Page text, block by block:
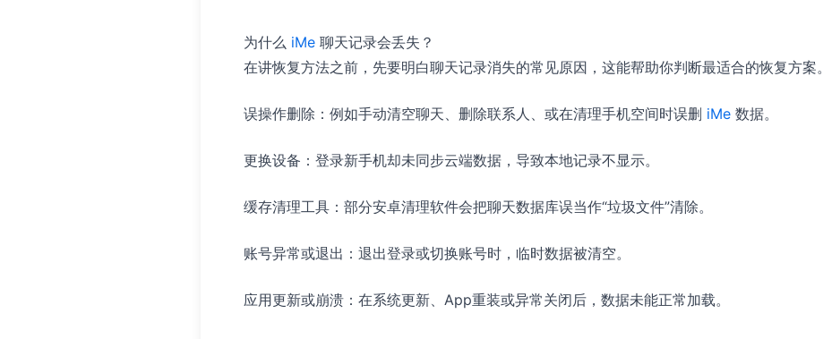
为什么 iMe 聊天记录会丢失？
在讲恢复方法之前，先要明白聊天记录消失的常见原因，这能帮助你判断最适合的恢复方案。
误操作删除：例如手动清空聊天、删除联系人、或在清理手机空间时误删 iMe 数据。
更换设备：登录新手机却未同步云端数据，导致本地记录不显示。
缓存清理工具：部分安卓清理软件会把聊天数据库误当作“垃圾文件”清除。
账号异常或退出：退出登录或切换账号时，临时数据被清空。
应用更新或崩溃：在系统更新、App重装或异常关闭后，数据未能正常加载。